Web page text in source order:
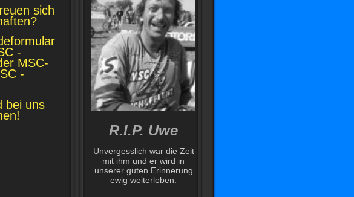
sich
-
MSC-
-
bei uns
R.I.P. Uwe
Unvergesslich war die Zeit
mit ihm und er wird in
unserer guten Erinnerung
ewig weiterleben.